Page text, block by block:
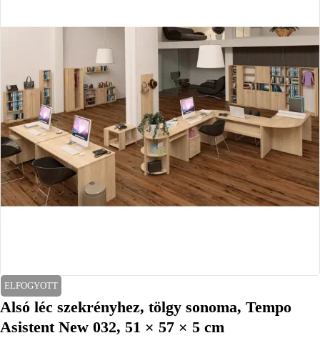
ELFOGYOTT
Alsó léc szekrényhez, tölgy sonoma, Tempo
Asistent New 032, 51 × 57 × 5 cm